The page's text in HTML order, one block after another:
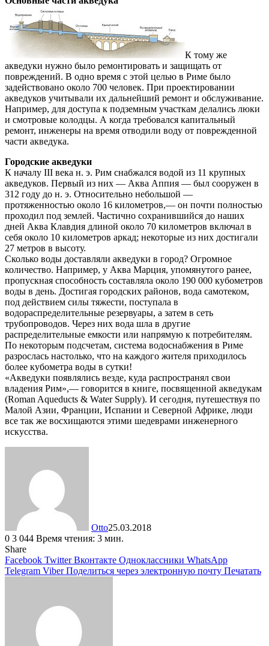
К тому же
акведуки нужно было ремонтировать и защищать от
повреждений. В одно время с этой целью в Риме было
задействовано около 700 человек. При проектировании
акведуков учитывали их дальнейший ремонт и обслуживание.
Например, для доступа к подземным участкам делались люки
и смотровые колодцы. А когда требовался капитальный
ремонт, инженеры на время отводили воду от поврежденной
части акведука.
Городские акведуки
К началу III века н. э. Рим снабжался водой из 11 крупных
акведуков. Первый из них — Аква Аппия — был сооружен в
312 году до н. э. Относительно небольшой —
протяженностью около 16 километров,— он почти полностью
проходил под землей. Частично сохранившийся до наших
дней Аква Клавдия длиной около 70 километров включал в
себя около 10 километров аркад; некоторые из них достигали
27 метров в высоту.
Сколько воды доставляли акведуки в город? Огромное
количество. Например, у Аква Марция, упомянутого ранее,
пропускная способность составляла около 190 000 кубометров
воды в день. Достигая городских районов, вода самотеком,
под действием силы тяжести, поступала в
водораспределительные резервуары, а затем в сеть
трубопроводов. Через них вода шла в другие
распределительные емкости или напрямую к потребителям.
По некоторым подсчетам, система водоснабжения в Риме
разрослась настолько, что на каждого жителя приходилось
более кубометра воды в сутки!
«Акведуки появлялись везде, куда распространял свои
владения Рим»,— говорится в книге, посвященной акведукам
(Roman Aqueducts & Water Supply). И сегодня, путешествуя по
Малой Азии, Франции, Испании и Северной Африке, люди
все так же восхищаются этими шедеврами инженерного
искусства.
Otto25.03.2018
0 3 044 Время чтения: 3 мин.
Share
Facebook Twitter Вконтакте Одноклассники WhatsApp
Telegram Viber Поделиться через электронную почту Печатать